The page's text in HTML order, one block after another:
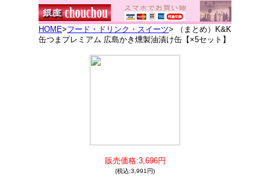
HOME>フード・ドリンク・スイーツ> （まとめ）K&K
缶つまプレミアム 広島かき燻製油漬け缶【×5セット】
販売価格:3,696円
(税込:3,991円)